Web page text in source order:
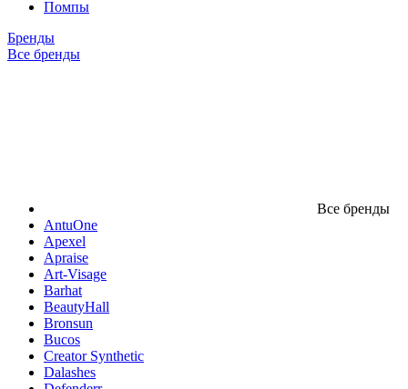
Помпы
Бренды
Все бренды
Все бренды
AntuOne
Apexel
Apraise
Art-Visage
Barhat
BeautyHall
Bronsun
Bucos
Creator Synthetic
Dalashes